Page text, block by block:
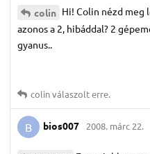
colin Hi! Colin nézd meg
azonos a 2, hibáddal? 2
gyanus..
colinválaszolt erre.
B bios007 2008. márc 22.